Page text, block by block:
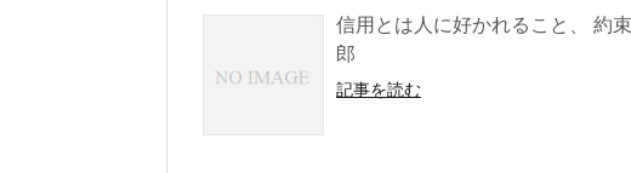
信用とは人に好かれること、 約
郎
記事を読む